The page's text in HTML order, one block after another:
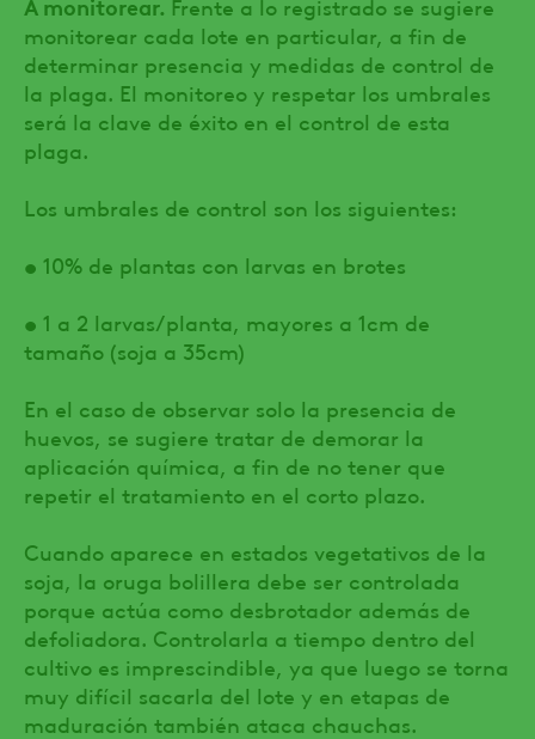
monitorear cada lote en particular, a fin de
determinar presencia y medidas de control de
la plaga. El monitoreo y respetar los umbrales
será la clave de éxito en el control de esta
plaga.
Los umbrales de control son los siguientes:
• 10% de plantas con larvas en brotes
• 1 a 2 larvas/planta, mayores a 1cm de
tamaño (soja a 35cm)
En el caso de observar solo la presencia de
huevos, se sugiere tratar de demorar la
aplicación química, a fin de no tener que
repetir el tratamiento en el corto plazo.
Cuando aparece en estados vegetativos de la
soja, la oruga bolillera debe ser controlada
porque actúa como desbrotador además de
defoliadora. Controlarla a tiempo dentro del
cultivo es imprescindible, ya que luego se torna
muy difícil sacarla del lote y en etapas de
maduración también ataca chauchas.